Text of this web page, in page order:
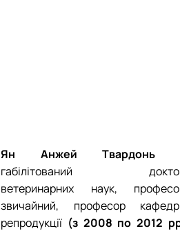
Ян Анжей Твардонь
габілітований
ветеринарних наук,
звичайний, професор
репродукції (з 2008 по 2012